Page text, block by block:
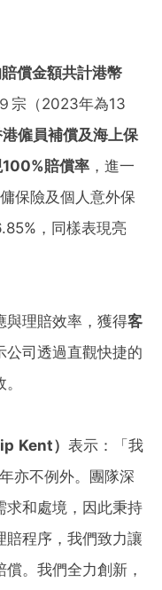
償金額共計港幣
宗（2023年為13
僱員補償及海上保
100%賠償率 ，進一
保險及個人意外保
，同樣表現亮
與理賠效率，獲得客
公司透過直觀快捷的
Kent） 表示：「我
亦不例外。團隊深
求和處境，因此秉持
賠程序，我們致力讓
。我們全力創新，